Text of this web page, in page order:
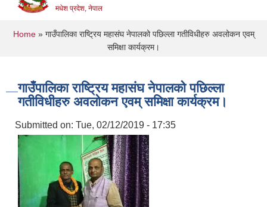
मधेश प्रदेश, नेपाल
You are here
Home» गाउँपालिका राष्ट्रिय महासंघ नेपालको पछिल्ला गतीविधीहरु अवलोकन एवम्
समिक्षा कार्यक्रम।
गाउँपालिका राष्ट्रिय महासंघ नेपालको पछिल्ला
गतीविधीहरु अवलोकन एवम् समिक्षा कार्यक्रम।
Submitted on: Tue, 02/12/2019 - 17:35